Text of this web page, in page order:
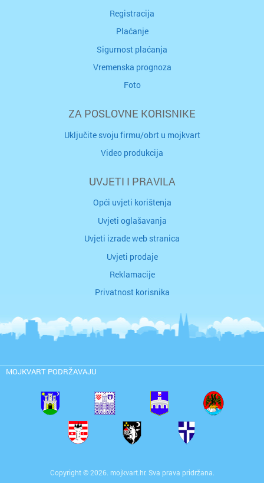
Registracija
Plaćanje
Sigurnost plaćanja
Vremenska prognoza
Foto
ZA POSLOVNE KORISNIKE
Uključite svoju firmu/obrt u mojkvart
Video produkcija
UVJETI I PRAVILA
Opći uvjeti korištenja
Uvjeti oglašavanja
Uvjeti izrade web stranica
Uvjeti prodaje
Reklamacije
Privatnost korisnika
MOJKVART PODRŽAVAJU
Copyright © 2026. mojkvart.hr. Sva prava pridržana.